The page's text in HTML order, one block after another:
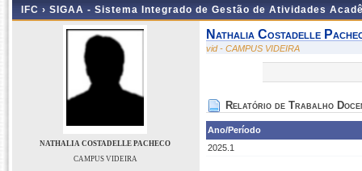
IFC › SIGAA - Sistema Integrado de Gestão de Atividades
NATHALIA COSTADELLE PACHECO
CAMPUS VIDEIRA
Nathalia Costadelle
vid - CAMPUS VIDEIRA
Relatório de Trabalho
Ano/Período
2025.1